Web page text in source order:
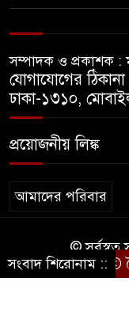
সম্পাদক ও প্রকাশক :
যোগাযোগের ঠিকানা
ঢাকা-১৩১০,
প্রয়োজনীয় লিঙ্ক
আমাদের পরিবার
©
সংবাদ শিরোনাম ::